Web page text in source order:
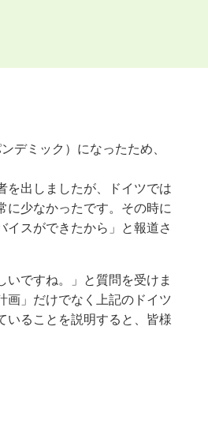
デミック）になったため、
を出しましたが、ドイツでは
に少なかったです。その時に
イスができたから」と報道さ
ですね。」と質問を受けま
画」だけでなく上記のドイツ
いることを説明すると、皆様